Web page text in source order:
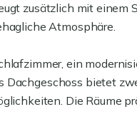
zusätzlich mit einem
Atmosphäre.
ein
bietet
Die Räume